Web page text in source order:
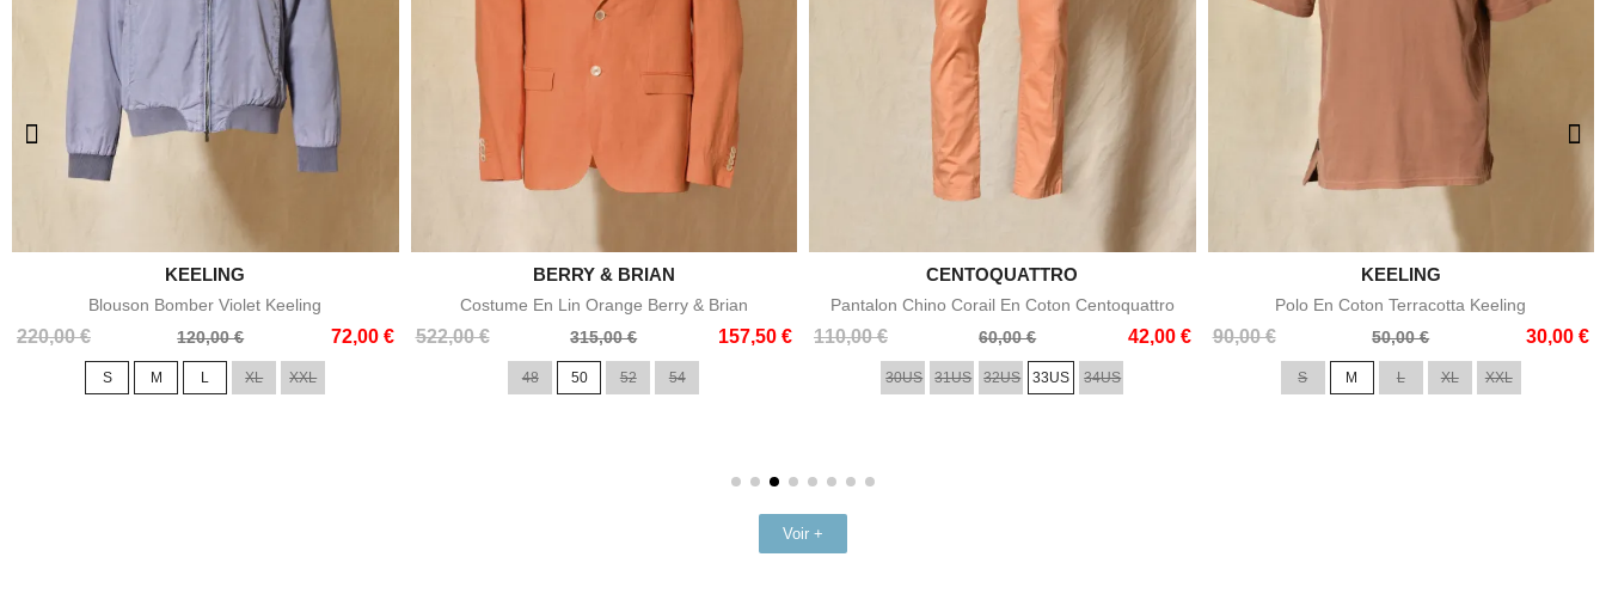
Aperçu rapide
KEELING
Blouson Bomber Violet Keeling
220,00 €
Prix
120,00 € 72,00 €
Prix
S M L XL XXL
Aperçu rapide
BERRY & BRIAN
Costume En Lin Orange Berry & Brian
522,00 €
Prix
315,00 € 157,50 €
Prix
48 50 52 54
Aperçu rapide
CENTOQUATTRO
Pantalon Chino Corail En Coton Centoquattro
110,00 €
Prix
60,00 € 42,00 €
Prix
30US 31US 32US 33US 34US
Aperçu rapide
KEELING
Polo En Coton Terracotta Keeling
90,00 €
Prix
50,00 € 30,00 €
Prix
S M L XL XXL
Voir +